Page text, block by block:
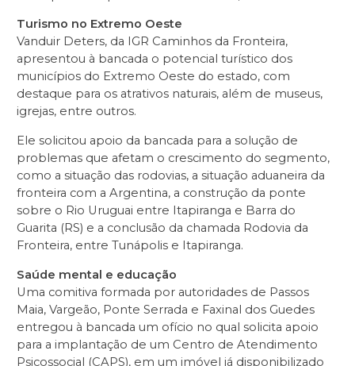
Turismo no Extremo Oeste
Vanduir Deters, da IGR Caminhos da Fronteira,
apresentou à bancada o potencial turístico dos
municípios do Extremo Oeste do estado, com
destaque para os atrativos naturais, além de museus,
igrejas, entre outros.
Ele solicitou apoio da bancada para a solução de
problemas que afetam o crescimento do segmento,
como a situação das rodovias, a situação aduaneira da
fronteira com a Argentina, a construção da ponte
sobre o Rio Uruguai entre Itapiranga e Barra do
Guarita (RS) e a conclusão da chamada Rodovia da
Fronteira, entre Tunápolis e Itapiranga.
Saúde mental e educação
Uma comitiva formada por autoridades de Passos
Maia, Vargeão, Ponte Serrada e Faxinal dos Guedes
entregou à bancada um ofício no qual solicita apoio
para a implantação de um Centro de Atendimento
Psicossocial (CAPS), em um imóvel já disponibilizado